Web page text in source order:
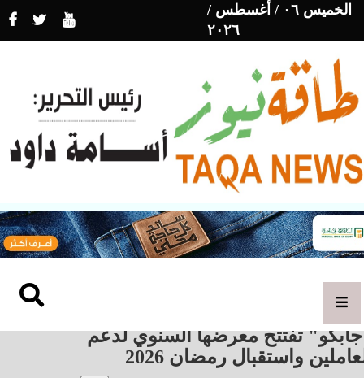
الخميس ٠٦ / أغسطس /
٢٠٢٦
تفتتح معرضها السنوي لدعم
واستقبال رمضان 2026